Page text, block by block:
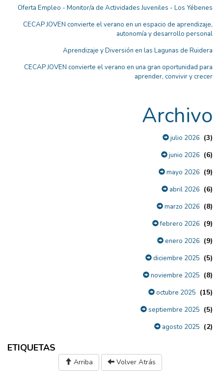
Oferta Empleo - Monitor/a de Actividades Juveniles - Los Yébenes
CECAP JOVEN convierte el verano en un espacio de aprendizaje,
autonomía y desarrollo personal
Aprendizaje y Diversión en las Lagunas de Ruidera
CECAP JOVEN convierte el verano en una gran oportunidad para
aprender, convivir y crecer
Archivo
julio 2026 (3)
junio 2026 (6)
mayo 2026 (9)
abril 2026 (6)
marzo 2026 (8)
febrero 2026 (9)
enero 2026 (9)
diciembre 2025 (5)
noviembre 2025 (8)
octubre 2025 (15)
septiembre 2025 (5)
agosto 2025 (2)
ETIQUETAS
Arriba Volver Atrás